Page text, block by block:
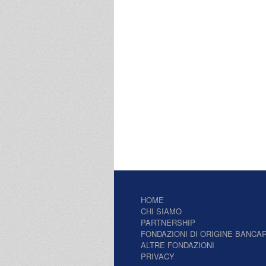
HOME
CHI SIAMO
PARTNERSHIP
FONDAZIONI DI ORIGINE
ALTRE FONDAZIONI
PRIVACY